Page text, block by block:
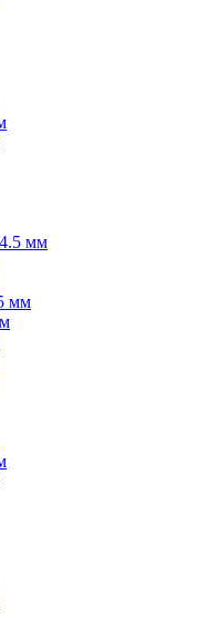
мм
мм